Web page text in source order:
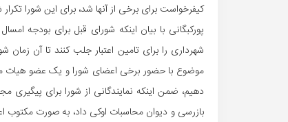
کیفرخواست برای برخی از آنها شد، برای این شورا
پورکبگانی با بیان اینکه شورای قبل برای بودجه
شهرداری را برای تامین اعتبار جلب کنند تا آن
موضوع با حضور برخی اعضای شورا و یک عضو هیات
دهیم، ضمن اینکه نمایندگانی از شورا برای
بازرسی و دیوان محاسبات اوکی داد، به صورت مکتوب